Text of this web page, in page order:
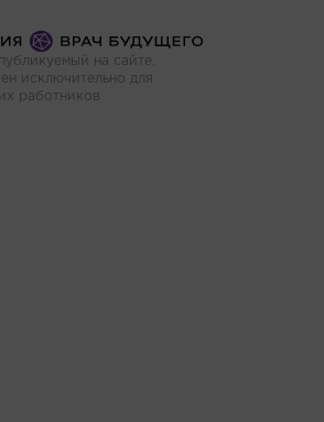
на сайте,
исключительно для
работников